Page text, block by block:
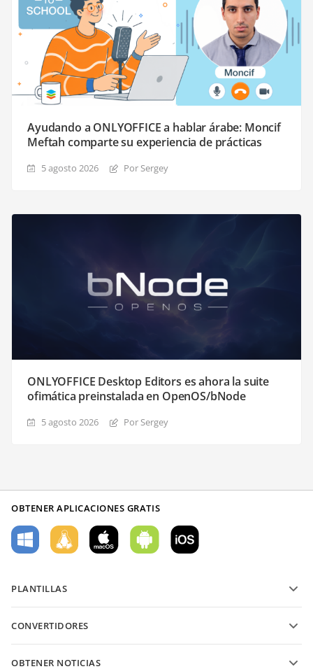
Ayudando a ONLYOFFICE a hablar árabe: Moncif
Meftah comparte su experiencia de prácticas
5 agosto 2026 Por Sergey
ONLYOFFICE Desktop Editors es ahora la suite
ofimática preinstalada en OpenOS/bNode
5 agosto 2026 Por Sergey
OBTENER APLICACIONES GRATIS
PLANTILLAS
Plantillas de documentos de texto
CONVERTIDORES
OBTENER NOTICIAS